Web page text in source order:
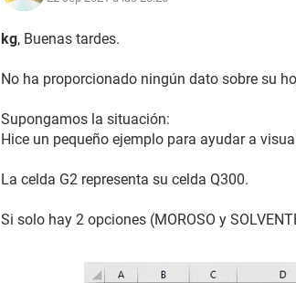
kg, Buenas tardes.
No ha proporcionado ningún dato sobre su
Supongamos la situación:
Hice un pequeño ejemplo para ayudar a
La celda G2 representa su celda Q300.
Si solo hay 2 opciones (MOROSO y